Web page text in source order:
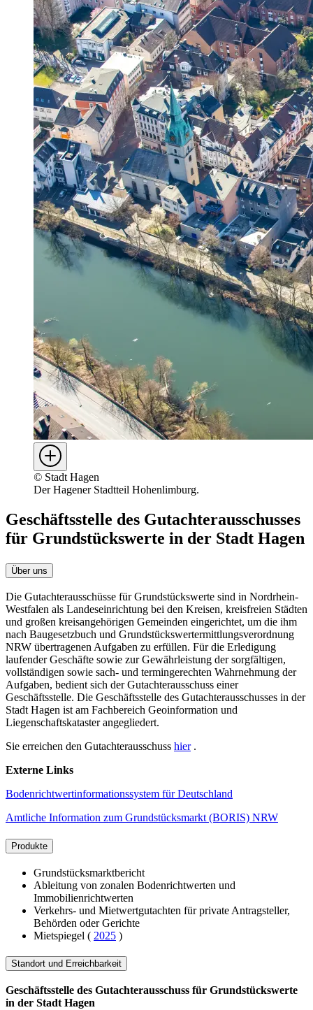
© Stadt Hagen
Der Hagener Stadtteil Hohenlimburg.
Geschäftsstelle des Gutachterausschusses
für Grundstückswerte in der Stadt Hagen
Über uns
Die Gutachterausschüsse für Grundstückswerte sind in Nordrhein-
Westfalen als Landeseinrichtung bei den Kreisen, kreisfreien Städten
und großen kreisangehörigen Gemeinden eingerichtet, um die ihm
nach Baugesetzbuch und Grundstückswertermittlungsverordnung
NRW übertragenen Aufgaben zu erfüllen. Für die Erledigung
laufender Geschäfte sowie zur Gewährleistung der sorgfältigen,
vollständigen sowie sach- und termingerechten Wahrnehmung der
Aufgaben, bedient sich der Gutachterausschuss einer
Geschäftsstelle. Die Geschäftsstelle des Gutachterausschusses in der
Stadt Hagen ist am Fachbereich Geoinformation und
Liegenschaftskataster angegliedert.
Sie erreichen den Gutachterausschuss hier.
Externe Links
Bodenrichtwertinformationssystem für Deutschland
Amtliche Information zum Grundstücksmarkt (BORIS) NRW
Produkte
Grundstücksmarktbericht
Ableitung von zonalen Bodenrichtwerten und
Immobilienrichtwerten
Verkehrs- und Mietwertgutachten für private Antragsteller,
Behörden oder Gerichte
Mietspiegel ( 2025 )
Standort und Erreichbarkeit
Geschäftsstelle des Gutachterausschuss für Grundstückswerte
in der Stadt Hagen